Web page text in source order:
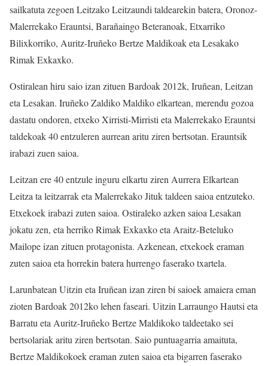
sailkatuta zegoen Leitzako Leitzaundi taldearekin batera, Oronoz-
Malerrekako Erauntsi, Barañaingo Beteranoak, Etxarriko
Bilixkorriko, Auritz-Iruñeko Bertze Maldikoak eta Lesakako
Rimak Exkaxko.
Ostiralean hiru saio izan zituen Bardoak 2012k, Iruñean, Leitzan
eta Lesakan. Iruñeko Zaldiko Maldiko elkartean, merendu gozoa
dastatu ondoren, etxeko Xirristi-Mirristi eta Malerrekako Erauntsi
taldekoak 40 entzuleren aurrean aritu ziren bertsotan. Erauntsik
irabazi zuen saioa.
Leitzan ere 40 entzule inguru elkartu ziren Aurrera Elkartean
Leitza ta leitzarrak eta Malerrekako Jituk taldeen saioa entzuteko.
Etxekoek irabazi zuten saioa. Ostiraleko azken saioa Lesakan
jokatu zen, eta herriko Rimak Exkaxko eta Araitz-Beteluko
Mailope izan zituen protagonista. Azkenean, etxekoek eraman
zuten saioa eta horrekin batera hurrengo faserako txartela.
Larunbatean Uitzin eta Iruñean izan ziren bi saioek amaiera eman
zioten Bardoak 2012ko lehen faseari. Uitzin Larraungo Hautsi eta
Barratu eta Auritz-Iruñeko Bertze Maldikoko taldeetako sei
bertsolariak aritu ziren bertsotan. Saio puntuagarria amaituta,
Bertze Maldikokoek eraman zuten saioa eta bigarren faserako